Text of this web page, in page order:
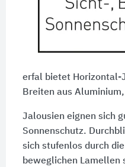
erfal bietet Horizontal-
Breiten aus
Jalousien eignen sich
Sonnenschutz.
sich stufenlos durch
beweglichen Lamellen